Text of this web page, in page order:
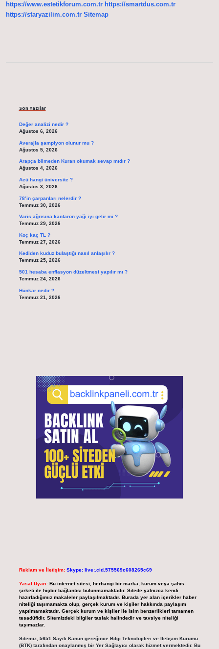
https://www.estetikforum.com.tr https://smartdus.com.tr
https://staryazilim.com.tr Sitemap
Son Yazılar
Değer analizi nedir ?
Ağustos 6, 2026
Averajla şampiyon olunur mu ?
Ağustos 5, 2026
Arapça bilmeden Kuran okumak sevap mıdır ?
Ağustos 4, 2026
Aeü hangi üniversite ?
Ağustos 3, 2026
78’in çarpanları nelerdir ?
Temmuz 30, 2026
Varis ağrısına kantaron yağı iyi gelir mi ?
Temmuz 29, 2026
Koç kaç TL ?
Temmuz 27, 2026
Kediden kuduz bulaştığı nasıl anlaşılır ?
Temmuz 25, 2026
501 hesaba enflasyon düzeltmesi yapılır mı ?
Temmuz 24, 2026
Hünkar nedir ?
Temmuz 21, 2026
Reklam ve İletişim: Skype: live:.cid.575569c608265c69
Yasal Uyarı: Bu internet sitesi, herhangi bir marka, kurum veya şahıs
şirketi ile hiçbir bağlantısı bulunmamaktadır. Sitede yalnızca kendi
hazırladığımız makaleler paylaşılmaktadır. Burada yer alan içerikler haber
niteliği taşımamakta olup, gerçek kurum ve kişiler hakkında paylaşım
yapılmamaktadır. Gerçek kurum ve kişiler ile isim benzerlikleri tamamen
tesadüfidir. Sitemizdeki bilgiler taslak halindedir ve tavsiye niteliği
taşımazlar.
Sitemiz, 5651 Sayılı Kanun gereğince Bilgi Teknolojileri ve İletişim Kurumu
(BTK) tarafından onaylanmış bir Yer Sağlayıcı olarak hizmet vermektedir. Bu